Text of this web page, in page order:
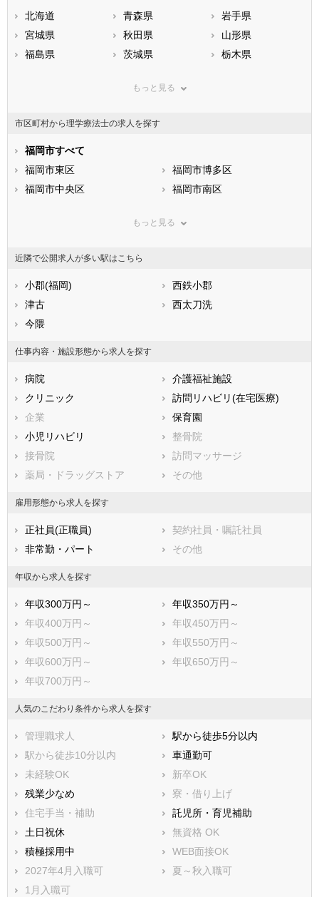
北海道 青森県
岩手県
宮城県
秋田県
山形県
福島県
茨城県
栃木県
神奈川県
石川県
福井県
静岡県
滋賀県
大阪府
兵庫県
和歌山県
山口県
福岡県
佐賀県
熊本県
鹿児島県
もっと見る
市区町村から理学療法士の求人を探す
福岡市すべて
福岡市東区
福岡市博多区
福岡市中央区
福岡市南区
北九州市門司区
北九州市戸畑区
北九州市小倉北区
北九州市小倉南区
北九州市八幡東区
北九州市八幡西区
直方市
飯塚市
田川市
柳川市
八女市
筑後市
大川市
行橋市
豊前市
中間市
小郡市
筑紫野市
春日市
古賀市
福津市
うきは市
宮若市
嘉麻市
那珂川市
糟屋郡宇美町
糟屋郡篠栗町
糟屋郡志免町
糟屋郡須惠町
糟屋郡新宮町
糟屋郡久山町
糟屋郡粕屋町
遠賀郡芦屋町
遠賀郡岡垣町
鞍手郡小竹町
鞍手郡鞍手町
嘉穂郡桂川町
朝倉郡筑前町
三井郡大刀洗町
三潴郡大木町
八女郡広川町
田川郡香春町
田川郡添田町
田川郡糸田町
田川郡大任町
田川郡赤村
田川郡福智町
京都郡苅田町
京都郡みやこ町
もっと見る
近隣で公開求人が多い駅はこちら
小郡(福岡)
西鉄小郡
津古
西太刀洗
今隈
仕事内容・施設形態から求人を探す
病院
介護福祉施設
クリニック
訪問リハビリ(在宅医療)
企業
保育園
小児リハビリ
整骨院
接骨院
訪問マッサージ
薬局・ドラッグストア
その他
雇用形態から求人を探す
正社員(正職員)
契約社員・嘱託社員
非常勤・パート
その他
年収から求人を探す
年収300万円～
年収350万円～
年収400万円～
年収450万円～
年収500万円～
年収550万円～
年収600万円～
年収650万円～
年収700万円～
人気のこだわり条件から求人を探す
管理職求人
駅から徒歩5分以内
駅から徒歩10分以内
車通勤可
未経験OK
新卒OK
残業少なめ
寮・借り上げ
住宅手当・補助
託児所・育児補助
土日祝休
無資格 OK
積極採用中
WEB面接OK
2027年4月入職可
夏～秋入職可
1月入職可